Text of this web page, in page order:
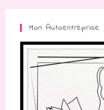
Mon Autoentreprise